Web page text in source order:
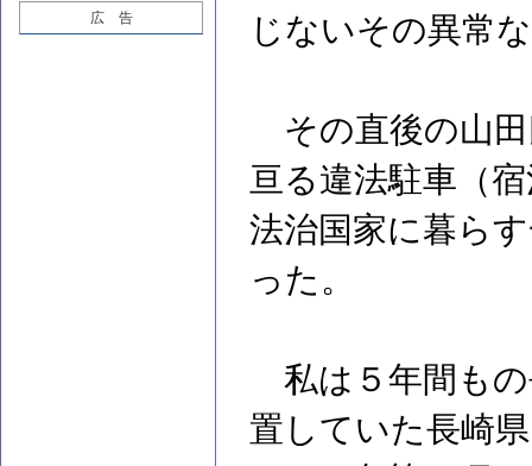
広 告
じないその異常
その直後の山田
亘る違法駐車（
法治国家に暮ら
った。
私は５年間もの
置していた長崎